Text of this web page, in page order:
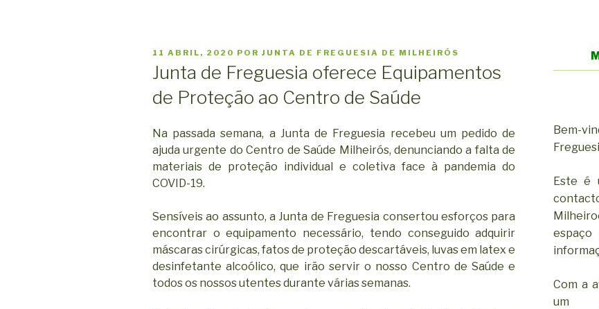
PUBLICADO
11 ABRIL, 2020 POR JUNTA DE FREGUESIA DE MILHEIRÓS
Junta de Freguesia oferece Equipamentos
de Proteção ao Centro de Saúde
Na passada semana, a Junta de Freguesia recebeu um pedido de
ajuda urgente do Centro de Saúde Milheirós, denunciando a falta de
materiais de proteção individual e coletiva face à pandemia do
COVID-19.
Sensíveis ao assunto, a Junta de Freguesia consertou esforços para
encontrar o equipamento necessário, tendo conseguido adquirir
máscaras cirúrgicas, fatos de proteção descartáveis, luvas em latex e
desinfetante alcoólico, que irão servir o nosso Centro de Saúde e
todos os nossos utentes durante várias semanas.
Bem-
Este é
Com a
um